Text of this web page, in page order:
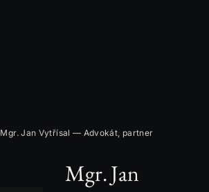
Mgr. Jan Vytřísal — Advokát, partner
Mgr. Jan